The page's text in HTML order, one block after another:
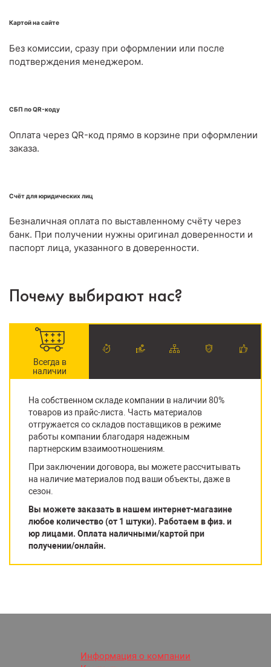
Картой на сайте
Без комиссии, сразу при оформлении или после
подтверждения менеджером.
СБП по QR-коду
Оплата через QR-код прямо в корзине при оформлении
заказа.
Счёт для юридических лиц
Безналичная оплата по выставленному счёту через
банк. При получении нужны оригинал доверенности и
паспорт лица, указанного в доверенности.
Почему выбирают нас?
Всегда в
наличии
На собственном складе компании в наличии 80%
товаров из прайс-листа. Часть материалов
отгружается со складов поставщиков в режиме
работы компании благодаря надежным
партнерским взаимоотношениям.
При заключении договора, вы можете рассчитывать
на наличие материалов под ваши объекты, даже в
сезон.
Вы можете заказать в нашем интернет-магазине
любое количество (от 1 штуки). Работаем в физ. и
юр лицами. Оплата наличными/картой при
получении/онлайн.
Информация о компании